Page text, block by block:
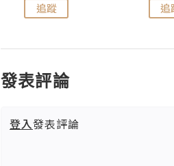
追蹤 追
發表評論
登入發表評論